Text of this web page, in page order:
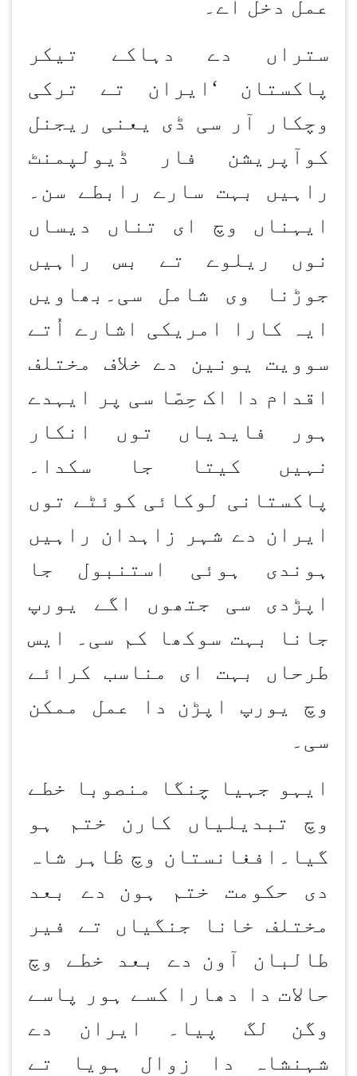
عمل دخل اے۔
ستراں دے دہاکے تیکر
پاکستان ‘ ایران تے ترکی
وچکار آر سی ڈی یعنی ریجنل
کوآپریشن فار ڈیولپمنٹ
راہیں بہت سارے رابطے سن۔
ایہناں وچ ای تناں دیساں
نوں ریلوے تے بس راہیں
جوڑنا وی شامل سی۔بھاویں
ایہ کارا امریکی اشارے اُتے
سوویت یونین دے خلاف مختلف
اقدام دا اک حِصّا سی پر ایہدے
ہور فایدیاں توں انکار
نہیں کیتا جا سکدا۔
پاکستانی لوکائی کوئٹے توں
ایران دے شہر زاہدان راہیں
ہوندی ہوئی استنبول جا
اپڑدی سی جتھوں اگے یورپ
جانا بہت سوکھا کم سی۔ ایس
طرحاں بہت ای مناسب کرائے
وچ یورپ اپڑن دا عمل ممکن
سی۔
ایہو جہیا چنگا منصوبا خطے
وچ تبدیلیاں کارن ختم ہو
گیا۔افغانستان وچ ظاہر شاہ
دی حکومت ختم ہون
دے بعد
مختلف خانا جنگیاں تے فیر
طالبان آون دے بعد خطے وچ
حالات دا دھارا کسے ہور پاسے
وگن
لگ پیا۔ ایران دے
شہنشاہ دا زوال ہویا تے